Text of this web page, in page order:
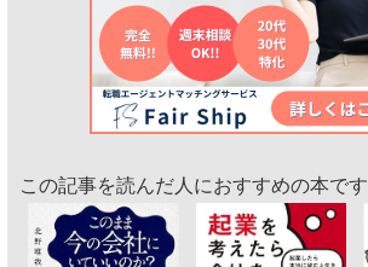
この記事を読んだ人におすすめの本です